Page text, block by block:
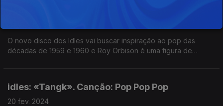
O novo disco dos Idles vai buscar inspiração ao pop das
décadas de 1959 e 1960 e Roy Orbison é uma figura de
idles: «Tangk». Canção: Pop Pop Pop
20 fev. 2024